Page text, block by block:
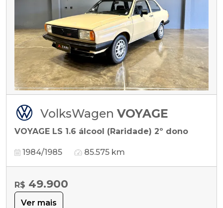
VolksWagen VOYAGE
VOYAGE LS 1.6 álcool (Raridade) 2º dono
1984/1985 85.575 km
R$ 49.900
Ver mais